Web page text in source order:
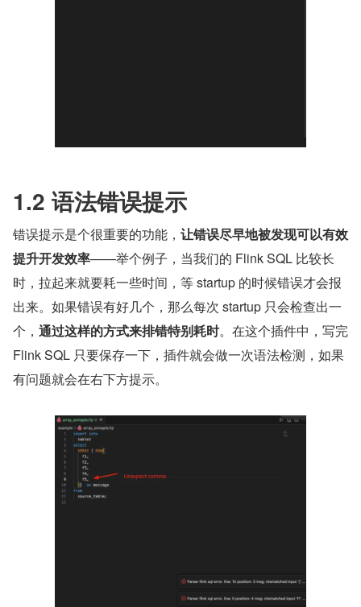
1.2 语法错误提示
错误提示是个很重要的功能， 让错误尽早地被发现可以有效
提升开发效率——举个例子，当我们的 Flink SQL 比较长
时，拉起来就要耗一些时间，等 startup 的时候错误才会报
出来。如果错误有好几个，那么每次 startup 只会检查出一
个， 通过这样的方式来排错特别耗时。在这个插件中，写完
Flink SQL 只要保存一下，插件就会做一次语法检测，如果
有问题就会在右下方提示。